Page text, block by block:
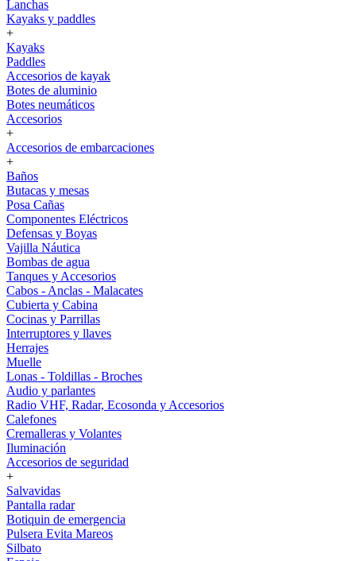
Lanchas
Kayaks y paddles
+
Kayaks
Paddles
Accesorios de kayak
Botes de aluminio
Botes neumáticos
Accesorios
+
Accesorios de embarcaciones
+
Baños
Butacas y mesas
Posa Cañas
Componentes Eléctricos
Defensas y Boyas
Vajilla Náutica
Bombas de agua
Tanques y Accesorios
Cabos - Anclas - Malacates
Cubierta y Cabina
Cocinas y Parrillas
Interruptores y llaves
Herrajes
Muelle
Lonas - Toldillas - Broches
Audio y parlantes
Radio VHF, Radar, Ecosonda y Accesorios
Calefones
Cremalleras y Volantes
Iluminación
Accesorios de seguridad
+
Salvavidas
Pantalla radar
Botiquin de emergencia
Pulsera Evita Mareos
Silbato